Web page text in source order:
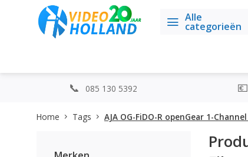
Alle
categorieën
085 130 5392
Home Tags AJA OG-FiDO-R openGear 1-